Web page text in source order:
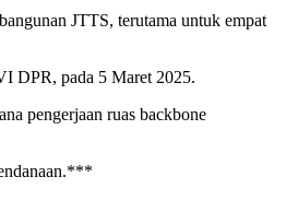
JTTS, terutama untuk empat
DPR, pada 5 Maret 2025.
pengerjaan ruas backbone